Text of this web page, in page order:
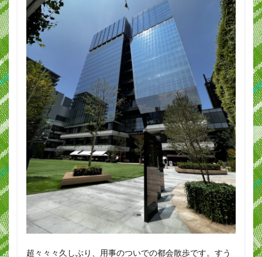
超々々々久しぶり、用事のついでの都会散歩です。すう